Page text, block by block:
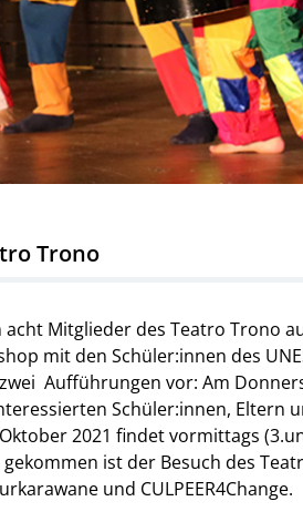
Trono
Mitglieder des Teatro Trono
mit den Schüler:innen des
Aufführungen vor: Am
Schüler:innen, Eltern
2021 findet vormittags
ist der Besuch des
und CULPEER4Change.